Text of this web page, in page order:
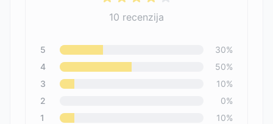
10 recenzija
5 30%
4
50%
3
10%
2
0%
1
10%